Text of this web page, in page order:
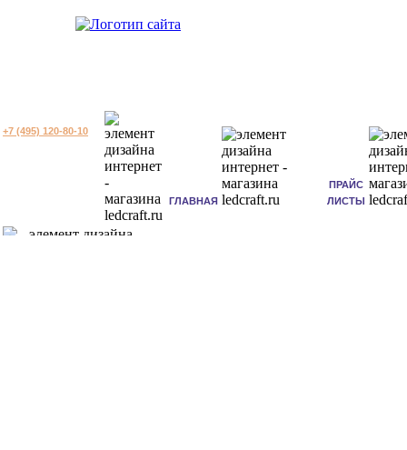
+7 (495) 120-80-10
ГЛАВНАЯ
ПРАЙС
ЛИСТЫ